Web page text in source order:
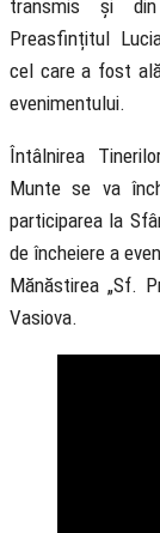
transmis și
Preasfințitul
cel care a fost
evenimentului.
Întâlnirea
Munte se va
participarea la
de încheiere a
Mănăstirea „Sf.
Vasiova.